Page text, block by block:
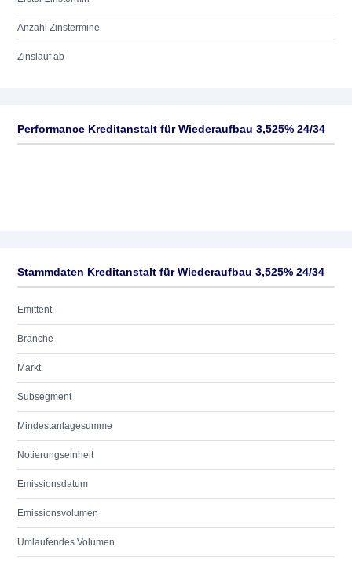
Anzahl Zinstermine
Zinslauf ab
Performance Kreditanstalt für Wiederaufbau 3,525% 24/34
Stammdaten Kreditanstalt für Wiederaufbau 3,525% 24/34
Emittent
Branche
Markt
Subsegment
Mindestanlagesumme
Notierungseinheit
Emissionsdatum
Emissionsvolumen
Umlaufendes Volumen